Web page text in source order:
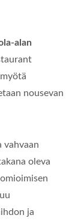
alan
nousevan
vahvaan
oleva
ja